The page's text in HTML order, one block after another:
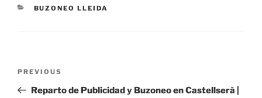
CATEGORIES
BUZONEO LLEIDA
Previous
Post
PREVIOUS
Reparto de Publicidad y Buzoneo en Castellserà |